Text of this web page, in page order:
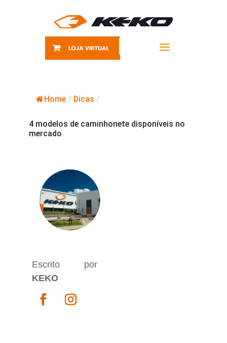
Home / Dicas /
4 modelos de caminhonete disponíveis no
mercado
Escrito por
KEKO